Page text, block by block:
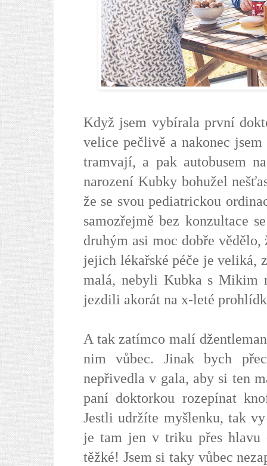
Když jsem vybírala první
velice pečlivě a nakonec
tramvají, a pak autobusem
narození Kubky bohužel
že se svou pediatrickou
samozřejmě bez konzultace
druhým asi moc dobře
jejich lékařské péče je veliká,
malá, nebyli Kubka s Mikim
jezdili akorát na x-leté
A tak zatímco malí
nim vůbec. Jinak bych
nepřivedla v gala, aby si ten
paní doktorkou rozepínat
Jestli udržíte myšlenku, tak
je tam jen v triku přes
těžké! Jsem si taky vůbec